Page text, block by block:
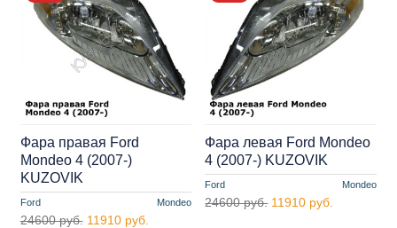
Ford Mondeo
Фара правая Ford
Mondeo 4 (2007-)
KUZOVIK
24600 руб. 11910 руб.
Ford Mondeo
Фара левая Ford Mondeo
4 (2007-) KUZOVIK
24600 руб. 11910 руб.